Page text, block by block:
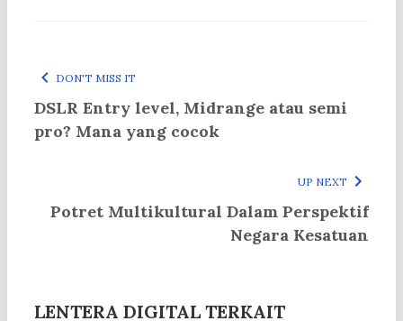
DON'T MISS IT
DSLR Entry level, Midrange atau semi
pro? Mana yang cocok
UP NEXT
Potret Multikultural Dalam Perspektif
Negara Kesatuan
LENTERA DIGITAL TERKAIT